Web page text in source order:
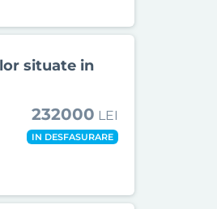
situate in
232000 LEI
IN DESFASURARE